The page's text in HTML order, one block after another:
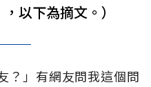
以下為摘文。）
？」有網友問我這個問